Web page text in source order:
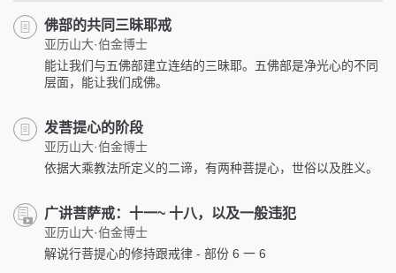
佛部的共同三昧耶戒
亚历山大·伯金博士
能让我们与五佛部建立连结的三昧耶。五佛部是净光心的不同
层面，能让我们成佛。
发菩提心的阶段
亚历山大·伯金博士
依据大乘教法所定义的二谛，有两种菩提心，世俗以及胜义。
广讲菩萨戒：十一~ 十八，以及一般违犯
亚历山大·伯金博士
解说行菩提心的修持跟戒律 - 部份 6 一 6